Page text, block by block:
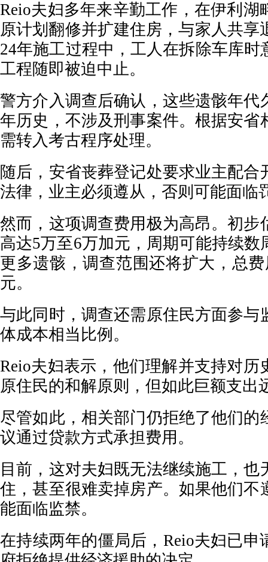
Reio夫妇多年来辛勤工作，在伊利湖
原计划翻修并扩建住房，与家人共享
24年施工过程中，工人在拆除车库时
工程随即被迫中止。
警方介入调查后确认，这些遗骸年代
年历史，不涉及刑事案件。根据安省
需转入考古程序处理。
随后，安省丧葬登记处要求业主配合
法律，业主必须遵从，否则可能面临
然而，这项调查费用极为高昂。初步
高达5万至6万加元，周期可能持续数
更多遗骸，调查范围还将扩大，总
元。
与此同时，调查还需原住民方面参与
体成本相当比例。
Reio夫妇表示，他们理解并支持对历
原住民的和解原则，但如此巨额支出
尽管如此，相关部门仍拒绝了他们的
议通过贷款方式承担费用。
目前，这对夫妇既无法继续施工，也
住，甚至很难卖掉房产。如果他们不
能面临监禁。
在持续两年的僵局后，Reio夫妇已申